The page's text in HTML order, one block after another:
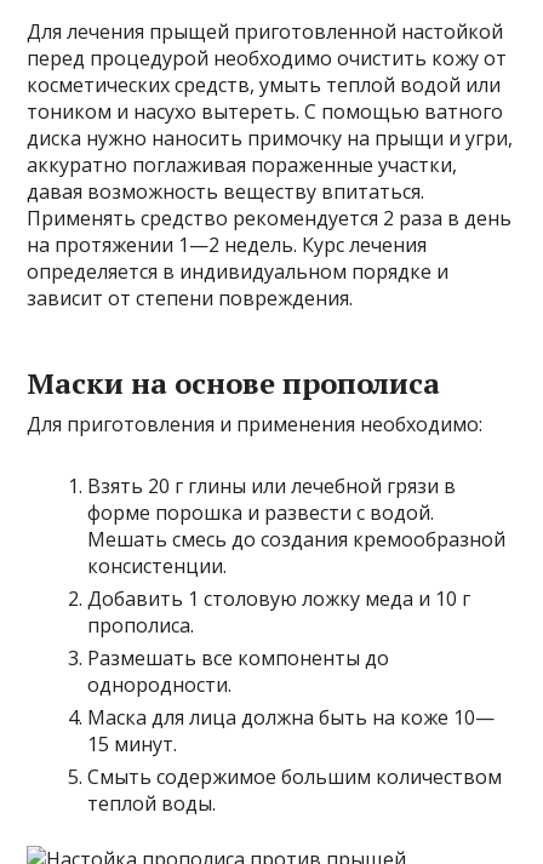
Для лечения прыщей приготовленной настойкой
перед процедурой необходимо очистить кожу от
косметических средств, умыть теплой водой или
тоником и насухо вытереть. С помощью ватного
диска нужно наносить примочку на прыщи и угри,
аккуратно поглаживая пораженные участки,
давая возможность веществу впитаться.
Применять средство рекомендуется 2 раза в день
на протяжении 1—2 недель. Курс лечения
определяется в индивидуальном порядке и
зависит от степени повреждения.
Маски на основе прополиса
Для приготовления и применения необходимо:
Взять 20 г глины или лечебной грязи в
форме порошка и развести с водой.
Мешать смесь до создания кремообразной
консистенции.
Добавить 1 столовую ложку меда и 10 г
прополиса.
Размешать все компоненты до
однородности.
Маска для лица должна быть на коже 10—
15 минут.
Смыть содержимое большим количеством
теплой воды.